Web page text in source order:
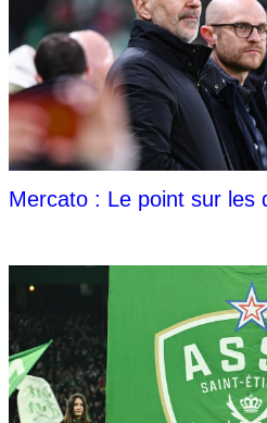
Mercato : Le point sur les